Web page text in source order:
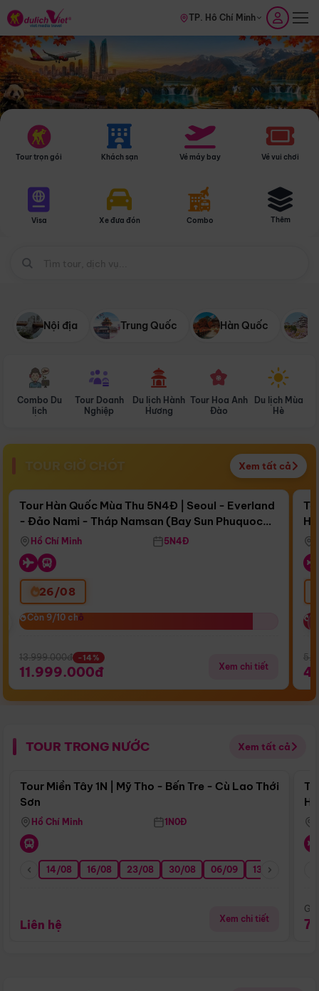
TP. Hồ Chí Minh
Tour trọn gói Khách sạn Vé máy bay Vé vui chơi
Visa Xe đưa đón Combo Thêm
Nội địa Trung Quốc Hàn Quốc
Combo Du
lịch
Tour Doanh
Nghiệp
Du lịch Hành
Hương
Tour Hoa Anh
Đào
Du lịch Mùa
Hè
TOUR GIỜ CHÓT Xem tất cả
Còn17 ngày 02:47:02
Bay Sun Phuquoc Airways
Điểm nổi bật
Tour Hàn Quốc Mùa Thu 5N4Đ | Seoul - Everland
- Đảo Nami - Tháp Namsan (Bay Sun Phuquoc
Airways)
Hồ Chí Minh 5N4Đ
26/08
Còn 9/10 chỗ
Còn 9/10 chỗ
13.999.000đ -14%
11.999.000đ Xem chi tiết
TOUR TRONG NƯỚC Xem tất cả
Điểm nổi bật
Tour Miền Tây 1N | Mỹ Tho - Bến Tre - Cù Lao Thới
Sơn
Hồ Chí Minh 1N0Đ
14/08 16/08 23/08 30/08 06/09 13/09
Liên hệ Xem chi tiết